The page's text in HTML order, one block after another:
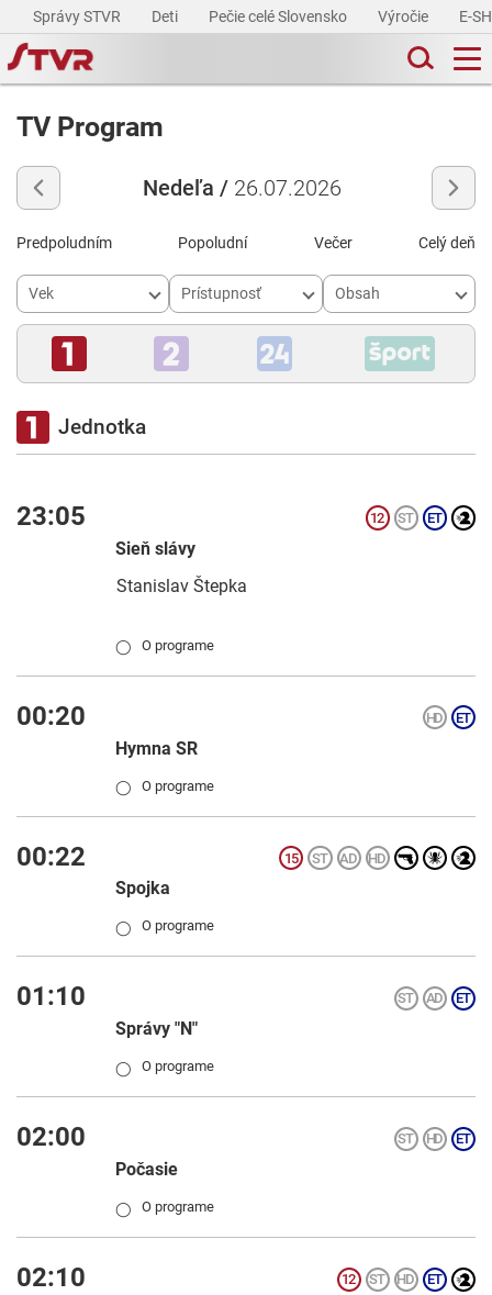
Správy STVR Deti Pečie celé Slovensko Výročie E-
TV Program
Nedeľa / 26.07.2026
Predpoludním Popoludní Večer Celý deň
Vek Prístupnosť Obsah
Jednotka
23:05
Sieň slávy
Stanislav Štepka
◯ O programe
00:20
Hymna SR
◯ O programe
00:22
Spojka
◯ O programe
01:10
Správy "N"
◯ O programe
02:00
Počasie
◯ O programe
02:10